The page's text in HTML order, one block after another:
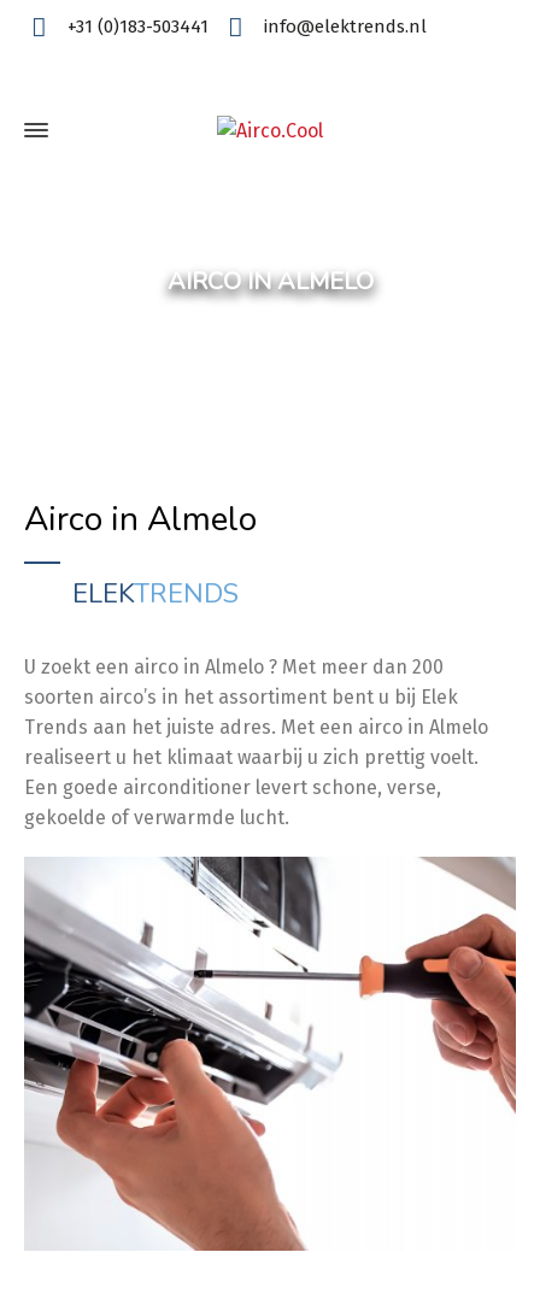
+31 (0)183-503441 info@elektrends.nl
AIRCO IN ALMELO
Airco in Almelo
ELEKTRENDS
U zoekt een airco in Almelo ? Met meer dan 200
soorten airco’s in het assortiment bent u bij Elek
Trends aan het juiste adres. Met een airco in Almelo
realiseert u het klimaat waarbij u zich prettig voelt.
Een goede airconditioner levert schone, verse,
gekoelde of verwarmde lucht.